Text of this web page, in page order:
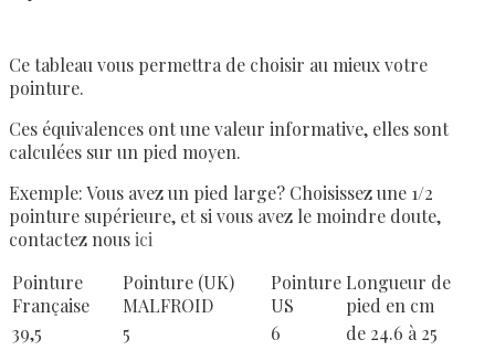
Ce tableau vous permettra de choisir au mieux votre
pointure.
Ces équivalences ont une valeur informative, elles sont
calculées sur un pied moyen.
Exemple: Vous avez un pied large? Choisissez une 1/2
pointure supérieure, et si vous avez le moindre doute,
contactez nousici
Pointure
Française
Pointure (UK)
MALFROID
Pointure
US
Longueur de
pied en cm
39,5
5 6
de 24.6 à 25